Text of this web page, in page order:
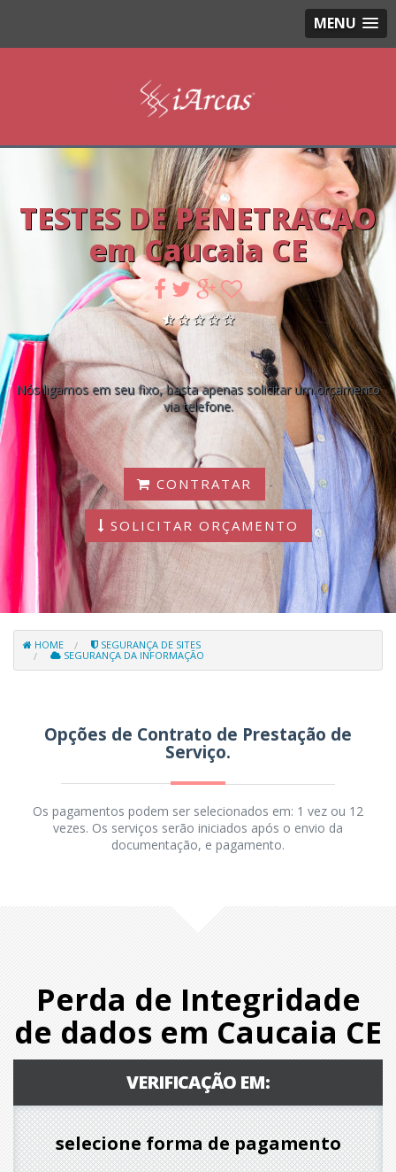
MENU
TESTES DE PENETRACAO
em Caucaia CE
Nós ligamos em seu fixo, basta apenas solicitar um orçamento
via telefone.
CONTRATAR -
SOLICITAR ORÇAMENTO
HOME
SEGURANÇA DE SITES
SEGURANÇA DA INFORMAÇÃO
Opções de Contrato de Prestação de
Serviço.
Os pagamentos podem ser selecionados em: 1 vez ou 12
vezes. Os serviços serão iniciados após o envio da
documentação, e pagamento.
Perda de Integridade
de dados em Caucaia CE
VERIFICAÇÃO EM:
selecione forma de pagamento